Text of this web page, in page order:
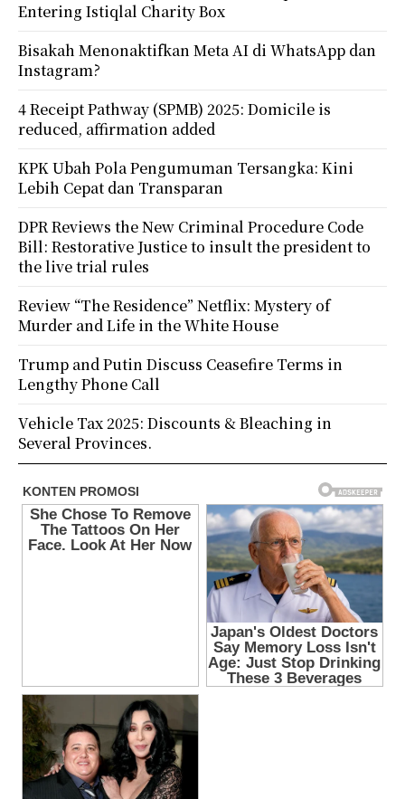
Entering Istiqlal Charity Box
Bisakah Menonaktifkan Meta AI di WhatsApp dan
Instagram?
4 Receipt Pathway (SPMB) 2025: Domicile is
reduced, affirmation added
KPK Ubah Pola Pengumuman Tersangka: Kini
Lebih Cepat dan Transparan
DPR Reviews the New Criminal Procedure Code
Bill: Restorative Justice to insult the president to
the live trial rules
Review “The Residence” Netflix: Mystery of
Murder and Life in the White House
Trump and Putin Discuss Ceasefire Terms in
Lengthy Phone Call
Vehicle Tax 2025: Discounts & Bleaching in
Several Provinces.